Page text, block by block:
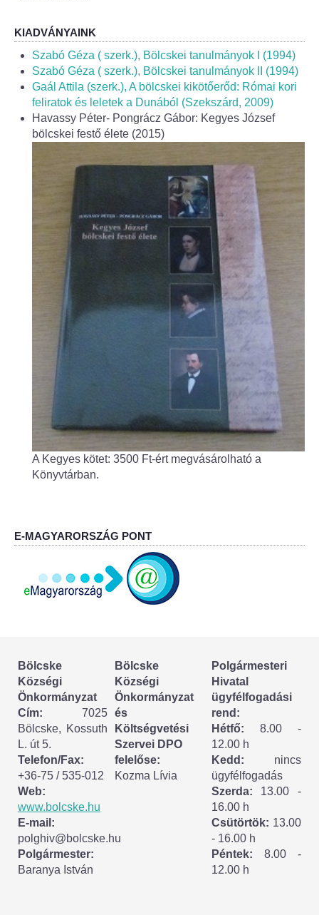
Helyi Építési Szabályzat
INTÉZMÉNYEK
Bölcskei Mesevár Óvoda és Bölcsőde
Óvodakert
Egészségügy
Háziorvos
Fogorvos
Védőnői szolgálat
Központi orvosi ügyelet
Alapszolgáltatási Központ
Kultúra
IKSZT - Integrált Közösségi és Szolgáltató Tér
Könyvtár
Rákóczi Mozi
ESEMÉNYEK
TESTVÉRTELEPÜLÉSÜNK:
CSÍKSZÉPVÍZ
VÁLASZTÁSI INFORMÁCIÓK
Választási szervek
Választási ügyintézés
2024. évi általános választások
KIADVÁNYAINK
Szabó Géza ( szerk.), Bölcskei tanulmányok I (1994)
Szabó Géza ( szerk.), Bölcskei tanulmányok II (1994)
Gaál Attila (szerk.), A bölcskei kikötőerőd: Római kori
feliratok és leletek a Dunából (Szekszárd, 2009)
Havassy Péter- Pongrácz Gábor: Kegyes József
bölcskei festő élete (2015)
A Kegyes kötet: 3500 Ft-ért megvásárolható a
Könyvtárban.
E-MAGYARORSZÁG PONT
Bölcske
Községi
Önkormányzat
Cím: 7025
Bölcske, Kossuth
L. út 5.
Telefon/Fax:
+36-75 / 535-012
Web:
www.bolcske.hu
E-mail:
polghiv@bolcske.hu
Polgármester:
Baranya István
Bölcske
Községi
Önkormányzat
és
Költségvetési
Szervei DPO
felelőse:
Kozma Lívia
Polgármesteri
Hivatal
ügyfélfogadási
rend:
Hétfő: 8.00 -
12.00 h
Kedd: nincs
ügyfélfogadás
Szerda: 13.00 -
16.00 h
Csütörtök: 13.00
- 16.00 h
Péntek: 8.00 -
12.00 h